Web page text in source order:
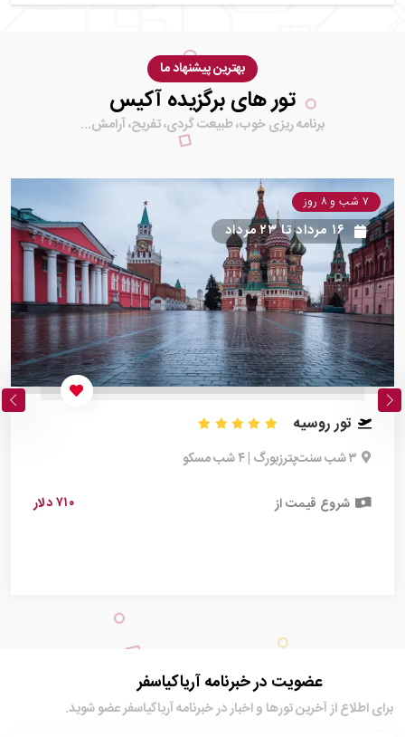
بهترین پیشنهاد ما
تور های برگزیده آکیس
برنامه ریزی خوب، طبیعت گردی، تفریح، آرامش...
۷ شب و ۸ روز
۱۶ مرداد تا۲۳ مرداد
تور روسیه
۳ شب سنت‌پترزبورگ | ۴ شب مسکو
شروع قیمت از ۷۱۰ دلار
عضویت در خبرنامه آریاکیاسفر
برای اطلاع از آخرین تور‌ها و اخبار در خبرنامه آریاکیاسفر عضو شوید.